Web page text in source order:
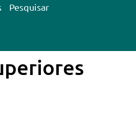
Pesquisar